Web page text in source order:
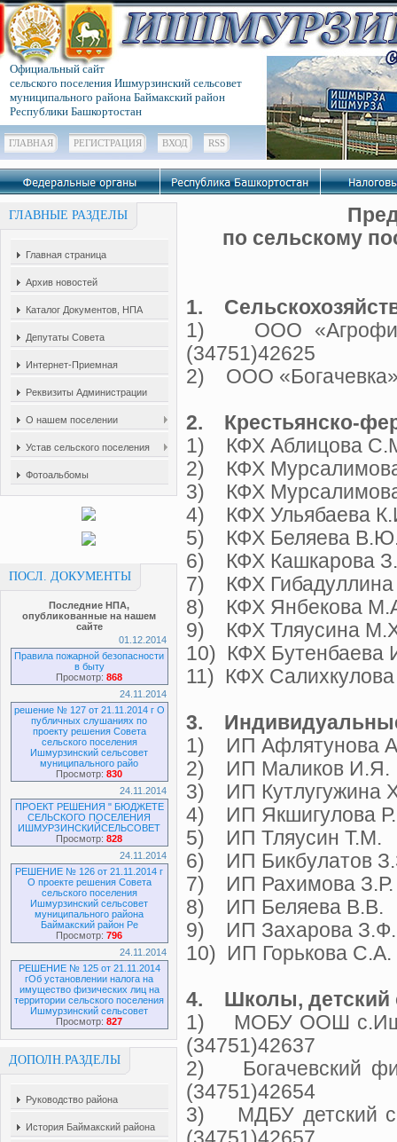
Официальный сайт
сельского поселения Ишмурзинский сельсовет
муниципального района Баймакский район
Республики Башкортостан
ГЛАВНАЯ РЕГИСТРАЦИЯ ВХОД RSS
ГЛАВНЫЕ РАЗДЕЛЫ
Главная страница
Архив новостей
Каталог Документов, НПА
Депутаты Совета
Интернет-Приемная
Реквизиты Администрации
О нашем поселении
Устав сельского поселения
Фотоальбомы
ПОСЛ. ДОКУМЕНТЫ
Последние НПА,
опубликованные на нашем
сайте
01.12.2014
Правила пожарной безопасности
в быту
Просмотр:868
24.11.2014
решение № 127 от 21.11.2014 г О
публичных слушаниях по
проекту решения Совета
сельского поселения
Ишмурзинский сельсовет
муниципального райо
Просмотр:830
24.11.2014
ПРОЕКТ РЕШЕНИЯ " БЮДЖЕТЕ
СЕЛЬСКОГО ПОСЕЛЕНИЯ
ИШМУРЗИНСКИЙСЕЛЬСОВЕТ
Просмотр:828
24.11.2014
РЕШЕНИЕ № 126 от 21.11.2014 г
О проекте решения Совета
сельского поселения
Ишмурзинский сельсовет
муниципального района
Баймакский район Ре
Просмотр:796
24.11.2014
РЕШЕНИЕ № 125 от 21.11.2014
гОб установлении налога на
имущество физических лиц на
территории сельского поселения
Ишмурзинский сельсовет
Просмотр:827
ДОПОЛН.РАЗДЕЛЫ
Руководство района
История Баймакский района
по сельскому
1.
1) ООО
(34751)42625
2) ООО
2. Крестьянско-
1) КФХ Аблицова
2) КФХ
3) КФХ
4) КФХ Ульябаева
5) КФХ Беляева
6) КФХ Кашкарова
7) КФХ
8) КФХ Янбекова
9) КФХ Тляусина
10) КФХ Бутенбаева
11) КФХ Салихкулова
3.
1) ИП Афлятунова
2) ИП Маликов
3) ИП Кутлугужина
4) ИП Якшигулова
5) ИП Тляусин
6) ИП Бикбулатов
7) ИП Рахимова З.Р.
8) ИП Беляева
9) ИП Захарова
10) ИП Горькова С.А.
4. Школы, детский
1) МОБУ
(34751)42637
2) Богачевский
(34751)42654
3) МДБУ детский